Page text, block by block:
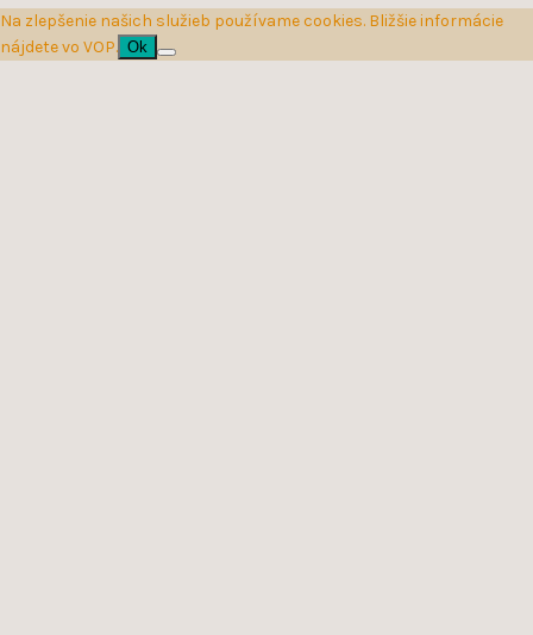
Na zlepšenie našich služieb používame cookies. Bližšie informácie
nájdete vo VOP. Ok